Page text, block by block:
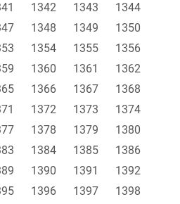
1342 1343
1344
1348 1349
1350
1354 1355
1356
1360 1361
1362
1366 1367
1368
1372 1373
1374
1378 1379
1380
1384 1385
1386
1390 1391
1392
1396 1397
1398